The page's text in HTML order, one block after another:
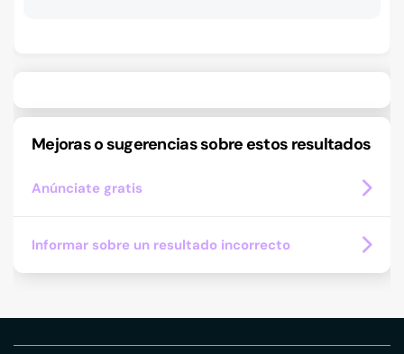
Mejoras o sugerencias sobre estos resultados
Anúnciate gratis
Informar sobre un resultado incorrecto